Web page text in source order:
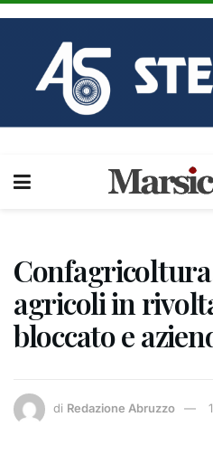
agricoli in
bloccato e
di Redazione Abruzzo